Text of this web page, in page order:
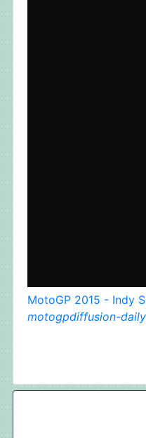
MotoGP 2015 - Indy
motogpdiffusion-daily